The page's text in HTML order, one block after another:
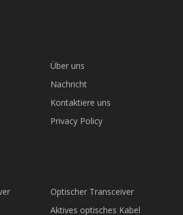
Über uns
Nachricht
Kontaktiere uns
Privacy Policy
Optischer Transceiver
Aktives optisches Kabel